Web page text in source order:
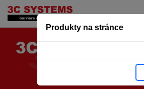
Produkty na stránce